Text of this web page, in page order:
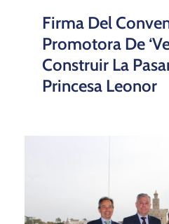
Firma Del
Promotora De
Construir La
Princesa Leonor